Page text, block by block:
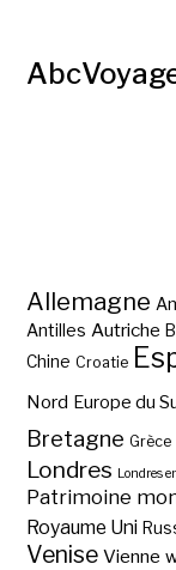
Allemagne
Antilles Autriche
Chine Croatie
Nord Europe du
Bretagne Grèce
Londres Londres
Patrimoine
Royaume Uni
Venise Vienne